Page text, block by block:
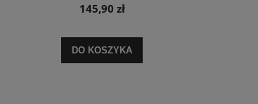
145,90 zł
DO KOSZYKA